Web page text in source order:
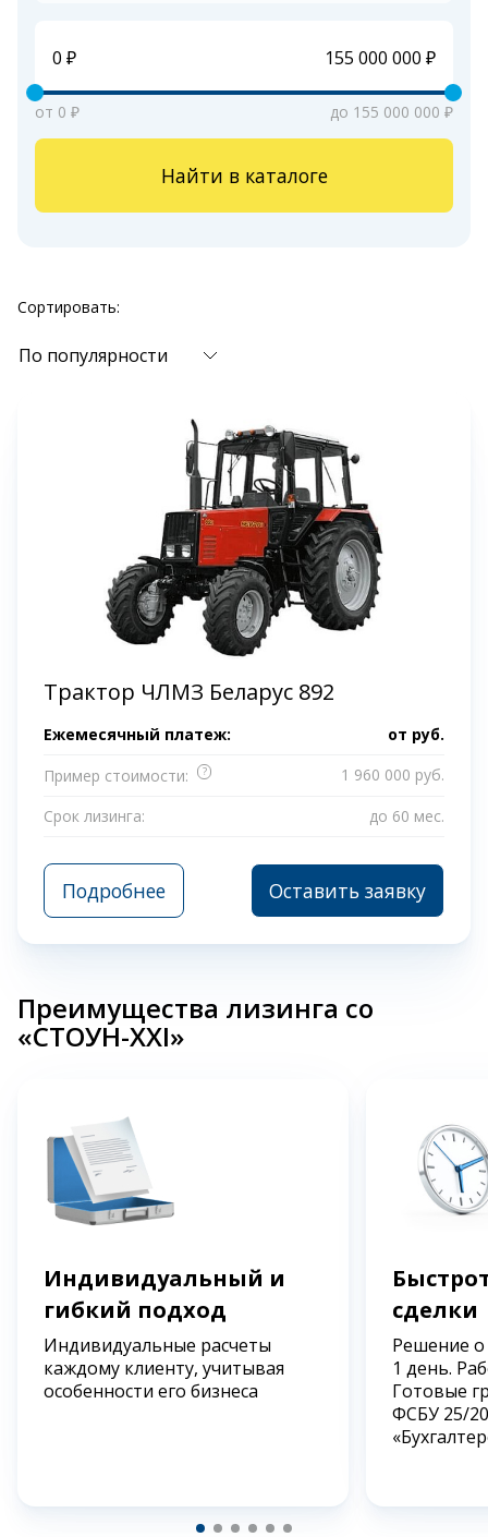
от 0 ₽ до 155 000 000 ₽
Найти в каталоге
Сортировать:
По популярности
Трактор ЧЛМЗ Беларус 892
Ежемесячный платеж: от руб.
Пример стоимости:
?
1 960 000 руб.
Срок лизинга:
до 60 мес.
Подробнее Оставить заявку
Преимущества лизинга со
«СТОУН-XXI»
Индивидуальный и
гибкий подход
Индивидуальные расчеты
каждому клиенту, учитывая
особенности его бизнеса
сделки
Решение
1 день.
Готовые
ФСБУ 25/